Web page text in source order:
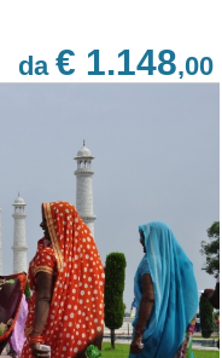
da € 1.148,00